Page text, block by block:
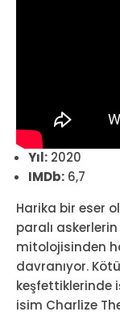
Yıl: 2020
IMDb: 6,7
Harika bir eser
paralı
mitolojisinden
davranıyor.
keşfettiklerinde
isim Charlize